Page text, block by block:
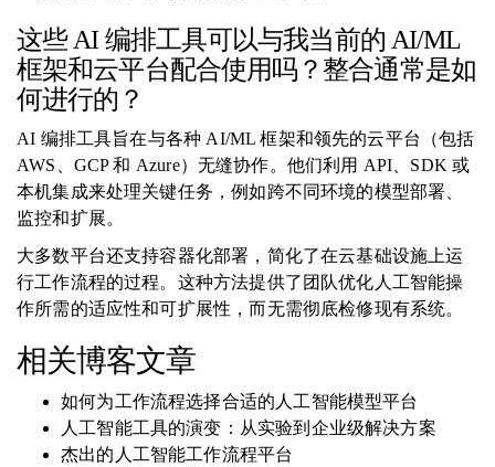
这些 AI 编排工具可以与我当前的 AI/ML
框架和云平台配合使用吗？整合通常是如
何进行的？
AI 编排工具旨在与各种 AI/ML 框架和领先的云平台（包括
AWS、GCP 和 Azure）无缝协作。他们利用 API、SDK 或
本机集成来处理关键任务，例如跨不同环境的模型部署、
监控和扩展。
大多数平台还支持容器化部署，简化了在云基础设施上运
行工作流程的过程。这种方法提供了团队优化人工智能操
作所需的适应性和可扩展性，而无需彻底检修现有系统。
相关博客文章
如何为工作流程选择合适的人工智能模型平台
人工智能工具的演变：从实验到企业级解决方案
杰出的人工智能工作流程平台